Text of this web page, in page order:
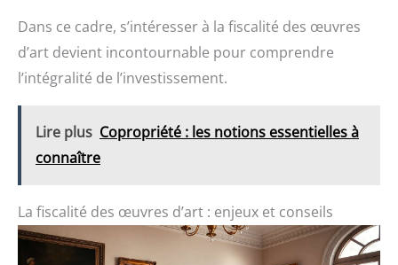
Dans ce cadre, s’intéresser à la fiscalité des œuvres
d’art devient incontournable pour comprendre
l’intégralité de l’investissement.
Lire plus Copropriété : les notions essentielles à
connaître
La fiscalité des œuvres d’art : enjeux et conseils